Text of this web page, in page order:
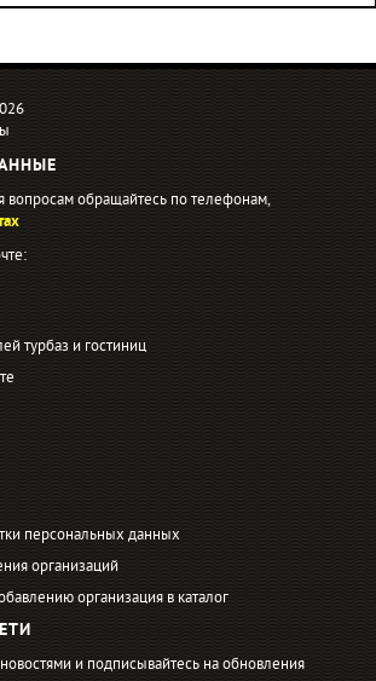
обращайтесь по телефонам,
турбаз и гостиниц
персональных данных
организаций
организация в каталог
и подписывайтесь на обновления